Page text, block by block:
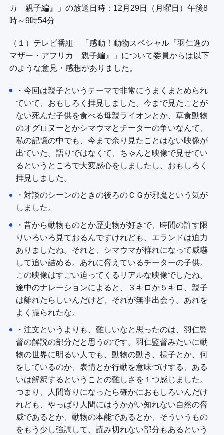
カ 親子編』」の放送日時：12月29日（月曜日）午後8
時～9時54分
（１）テレビ番組 「感動！動物スペシャル『羽仁進の
マザー・アフリカ 親子編』」について委員からは以下
のような意見・感想がありました。
・今回は親子というテーマで非常にうまくまとめられ
ていて、おもしろく拝見しました。今まで見たことが
ない死んだ子供を食べる母親ライオンとか、草食動物
のオグロヌーとかシマウマとチーターの争いなんて、
私の記憶の中でも、今まで余り見たことはない映像が
出ていた。語りではなくて、ちゃんと映像で見せてい
るというところで大変感心をしましたし、おもしろく
拝見しました。
・対談のシーンのときの後ろのＣＧが邪魔という気が
しました。
・昔から動物ものとか歴史物が好きで、時間の許す限
りいろいろ見ておるんですけれども、エランドは迫力
ありましたね。それと、シマウマが群れになって威嚇
して追い詰める。あれに脅えているチーターの子供。
この映像はすごい迫ってくるリアルな映像でしたね。
途中のナレーションによると、３キロか５キロ、親子
は離れたらしいんだけど、それが無事出会う。あれを
よく撮られたな。
・注文というよりも、難しいなと思ったのは、羽仁監
督の解説の部分だと思うのです。羽仁監督みたいに動
物の世界に明るい人でも、動物の動き、様子とか、何
をしているのか、表情とか行動を意味づけする、ある
いは解釈するということの難しさを１つ感じました。
つまり、人間寄りになったら確かにおもしろいんだけ
れども、やっぱり人間にはうかがい知れない自然の脅
威であるとか、動物の本能であるとか、そういうもの
をもう少し強調して、読み切れない部分もあるという
Cookieポリシー
報道・著述目的の個人情報保護
インターネットの個人情報保護
視聴データの取扱いについて